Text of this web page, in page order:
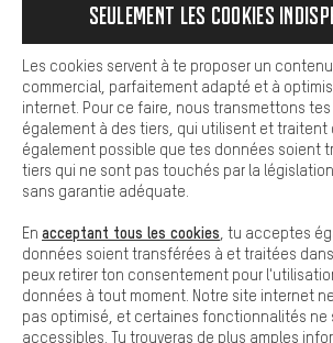
Conditions générales de vente
Reprise des batteries Corepile
Modifier le contraste
Tous les prix s'entendent en euros
frais de portpour la livraison vers
facilement les bons produits. Par
facilement aux questions.
Cookies de base
Les cookies de base garantissent que
fonctions de notre site web.
Seulement les cookies
Les cookies servent à te proposer un
commercial, parfaitement adapté et à
internet. Pour ce faire, nous transmettons
également à des tiers, qui utilisent et traitent
également possible que tes données soient
tiers qui ne sont pas touchés par la
sans garantie adéquate.
En acceptant tous les cookies , tu acceptes
données soient transférées à et traitées
peux retirer ton consentement pour
données à tout moment. Notre site internet
pas optimisé, et certaines fonctionnalités ne
accessibles. Tu trouveras de plus amples